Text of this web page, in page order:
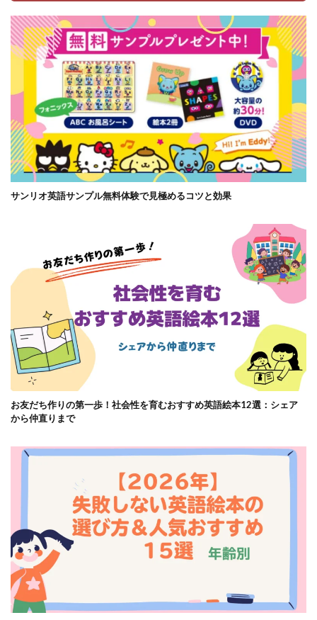
サンリオ英語サンプル無料体験で見極めるコツと効果
お友だち作りの第一歩！社会性を育むおすすめ英語絵本12選：シェア
から仲直りまで